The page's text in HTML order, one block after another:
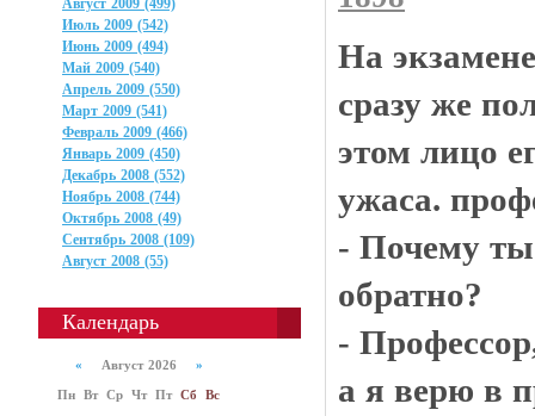
Август 2009 (499)
Июль 2009 (542)
Июнь 2009 (494)
Май 2009 (540)
Апрель 2009 (550)
Март 2009 (541)
Февраль 2009 (466)
Январь 2009 (450)
Декабрь 2008 (552)
Ноябрь 2008 (744)
Октябрь 2008 (49)
Сентябрь 2008 (109)
Август 2008 (55)
Календарь
« Август 2026 »
Пн Вт Ср Чт Пт Сб Вс
На
сразу же
этом лицо
ужаса.
- Почему
обратно?
-
а я верю в